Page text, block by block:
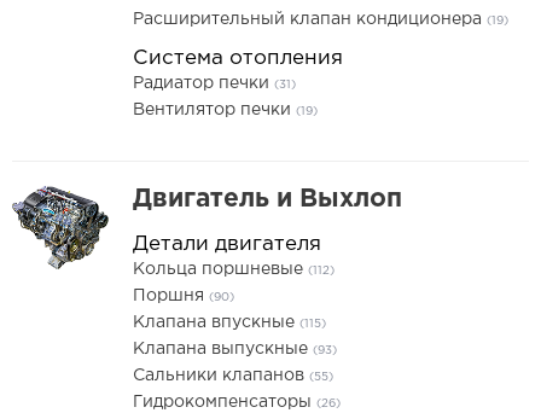
Расширительный клапан кондиционера (19)
Система отопления
Радиатор печки (31)
Вентилятор печки (19)
Двигатель и Выхлоп
Детали двигателя
Кольца поршневые (112)
Поршня (90)
Клапана впускные (115)
Клапана выпускные (93)
Сальники клапанов (55)
Гидрокомпенсаторы (26)